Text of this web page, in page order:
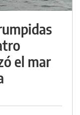
el mar